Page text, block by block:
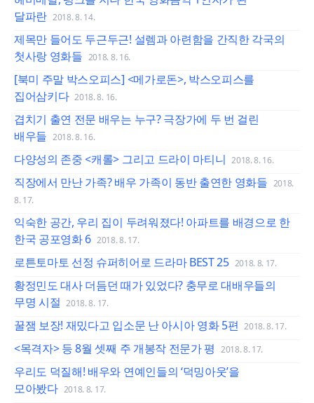
달파란 2018. 8. 14.
제목만 들어도 두근두근! 설렘과 아련함을 간직한 각국의
첫사랑 영화들 2018. 8. 16.
[북미 주말 박스오피스] <메가로돈>, 박스오피스를
집어삼키다 2018. 8. 16.
겹치기 출연 전문 배우는 누구? 극장가에 두 번 걸린
배우들 2018. 8. 16.
다양성의 존중 <캐롤> 그리고 드라이 마티니 2018. 8. 16.
직장에서 만난 가족? 배우 가족이 동반 출연한 영화들 2018.
8. 17.
익숙한 공간, 우리 집이 두려워졌다! 아파트를 배경으로 한
한국 공포영화 6 2018. 8. 17.
로튼토마토 선정 슈퍼히어로 드라마 BEST 25 2018. 8. 17.
황정민도 대사 더듬던 때가 있었다? 충무로 대배우들의
무명 시절 2018. 8. 17.
꿀잼 보장! 재밌다고 입소문 난 아시아 영화 5편 2018. 8. 17.
<목격자> 등 8월 셋째 주 개봉작 전문가 평 2018. 8. 17.
우리도 덕질해! 배우와 연예인들의 ‘덕밍아웃’을
모아봤다 2018. 8. 17.